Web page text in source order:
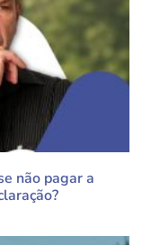
não pagar a